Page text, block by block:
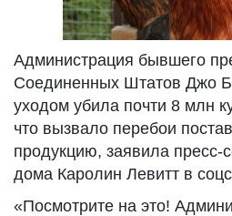
Администрация бывшего
Соединенных Штатов Джо
уходом убила почти 8 млн
что вызвало перебои
продукцию, заявила пресс-
дома Каролин Левитт в
«Посмотрите на это!